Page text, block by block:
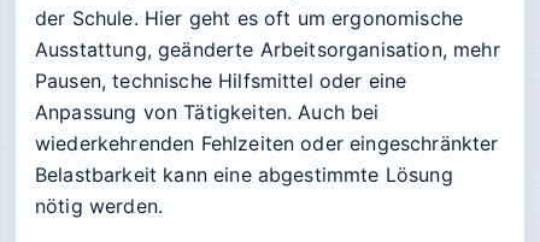
der Schule. Hier geht es oft um ergonomische
Ausstattung, geänderte Arbeitsorganisation, mehr
Pausen, technische Hilfsmittel oder eine
Anpassung von Tätigkeiten. Auch bei
wiederkehrenden Fehlzeiten oder eingeschränkter
Belastbarkeit kann eine abgestimmte Lösung
nötig werden.